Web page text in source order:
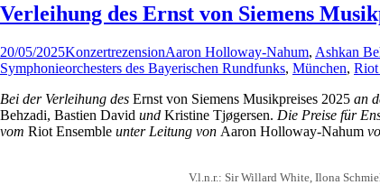
Verleihung des Ernst von Siemens
20/05/2025KonzertrezensionAaron Holloway-Nahum, Ashkan
Symphonieorchesters des Bayerischen Rundfunks, München, Riot
Bei der Verleihung des Ernst von Siemens Musikpreises 2025 an
Behzadi, Bastien David und Kristine Tjøgersen. Die Preise für
vom Riot Ensemble unter Leitung von Aaron Holloway-Nahum
V.l.n.r.: Sir Willard White, Ilona